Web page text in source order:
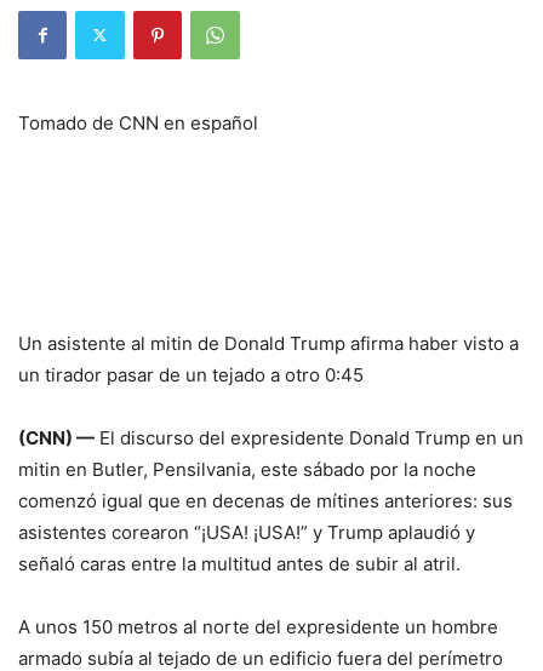
Tomado de CNN en español
Un asistente al mitin de Donald Trump afirma haber visto a
un tirador pasar de un tejado a otro 0:45
(CNN) — El discurso del expresidente Donald Trump en un
mitin en Butler, Pensilvania, este sábado por la noche
comenzó igual que en decenas de mítines anteriores: sus
asistentes corearon “¡USA! ¡USA!” y Trump aplaudió y
señaló caras entre la multitud antes de subir al atril.
A unos 150 metros al norte del expresidente un hombre
armado subía al tejado de un edificio fuera del perímetro